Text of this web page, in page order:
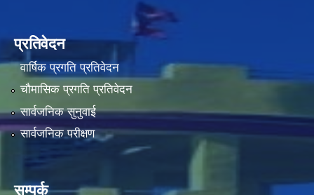
प्रतिवेदन
वार्षिक प्रगति प्रतिवेदन
चौमासिक प्रगति प्रतिवेदन
सार्वजनिक सुनुवाई
सार्वजनिक परीक्षण
सम्पर्क